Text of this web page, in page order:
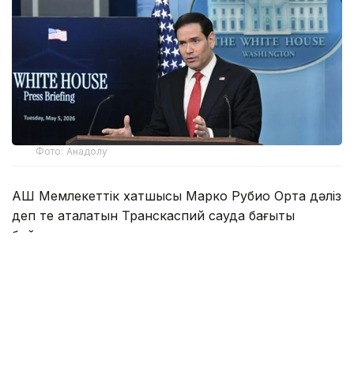
Фото: Анадолу
АҚШ Мемлекеттік хатшысы Марко Рубио Орта дәліз
деп те аталатын Транскаспий сауда бағыты
бойындағы жеке сектор инвестицияларына қолдау